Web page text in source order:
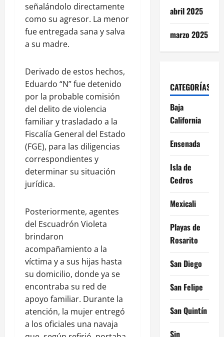
señalándolo directamente
como su agresor. La menor
fue entregada sana y salva
a su madre.
Derivado de estos hechos,
Eduardo “N” fue detenido
por la probable comisión
del delito de violencia
familiar y trasladado a la
Fiscalía General del Estado
(FGE), para las diligencias
correspondientes y
determinar su situación
jurídica.
Posteriormente, agentes
del Escuadrón Violeta
brindaron
acompañamiento a la
víctima y a sus hijas hasta
su domicilio, donde ya se
encontraba su red de
apoyo familiar. Durante la
atención, la mujer entregó
a los oficiales una navaja
abril 2025
marzo 2025
CATEGORÍAS
Baja
California
Ensenada
Isla de
Cedros
Mexicali
Playas de
Rosarito
San Diego
San Felipe
San Quintín
Sin